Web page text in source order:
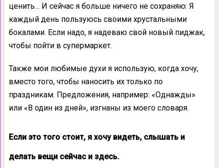
ценить… И сейчас я больше ничего не сохраняю: Я
каждый день пользуюсь своими хрустальными
бокалами. Если надо, я надеваю свой новый пиджак,
чтобы пойти в супермаркет.
Также мои любимые духи я использую, когда хочу,
вместо того, чтобы наносить их только по
праздникам. Предложения, например: «Однажды»
или «В один из дней», изгнаны из моего словаря.
Если это того стоит, я хочу видеть, слышать и
делать вещи сейчас и здесь.